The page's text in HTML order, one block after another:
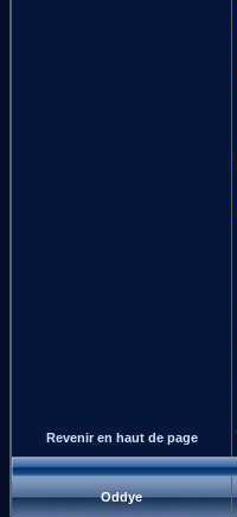
Revenir en haut de page
Oddye